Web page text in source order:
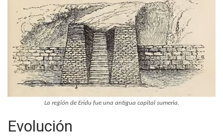
La región de Eridu fue una antigua capital sumeria.
Evolución